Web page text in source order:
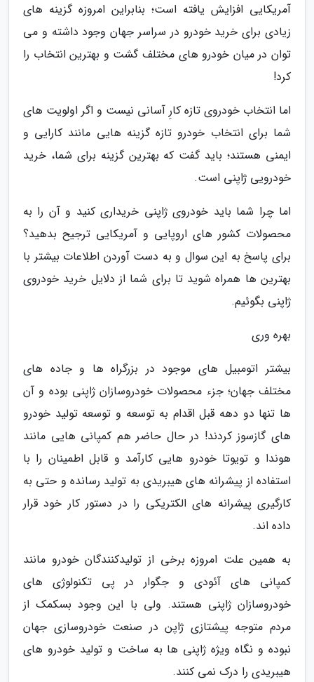
آمریکایی افزایش یافته است؛ بنابراین امروزه گزینه های
زیادی برای خرید خودرو در سراسر جهان وجود داشته و می
توان در میان خودرو های مختلف گشت و بهترین انتخاب را
کرد!
اما انتخاب خودروی تازه کارِ آسانی نیست و اگر اولویت های
شما برای انتخاب خودرو تازه گزینه هایی مانند کارایی و
ایمنی هستند؛ باید گفت که بهترین گزینه برای شما، خرید
خودرویی ژاپنی است.
اما چرا شما باید خودروی ژاپنی خریداری کنید و آن را به
محصولات کشور های اروپایی و آمریکایی ترجیح بدهید؟
برای پاسخ به این سوال و به دست آوردن اطلاعات بیشتر با
بهترین ها همراه شوید تا برای شما از دلایل خرید خودروی
ژاپنی بگوئیم.
بهره وری
بیشتر اتومبیل های موجود در بزرگراه ها و جاده های
مختلف جهان؛ جزء محصولات خودروسازان ژاپنی بوده و آن
ها تنها دو دهه قبل اقدام به توسعه و توسعه تولید خودرو
های گازسوز کردند! در حال حاضر هم کمپانی هایی مانند
هوندا و تویوتا خودرو هایی کارآمد و قابل اطمینان را با
استفاده از پیشرانه های هیبریدی به تولید رسانده و حتی به
کارگیری پیشرانه های الکتریکی را در دستور کار خود قرار
داده اند.
به همین علت امروزه برخی از تولیدکنندگان خودرو مانند
کمپانی های آئودی و جگوار در پی تکنولوژی های
خودروسازان ژاپنی هستند. ولی با این وجود بسکمک از
مردم متوجه پیشتازی ژاپن در صنعت خودروسازی جهان
نبوده و نگاه ویژه ژاپنی ها به ساخت و تولید خودرو های
هیبریدی را درک نمی کنند.